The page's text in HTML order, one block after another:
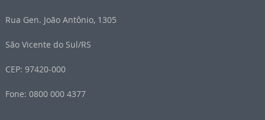
Rua Gen. João Antônio, 1305
São Vicente do Sul/RS
CEP: 97420-000
Fone: 0800 000 4377